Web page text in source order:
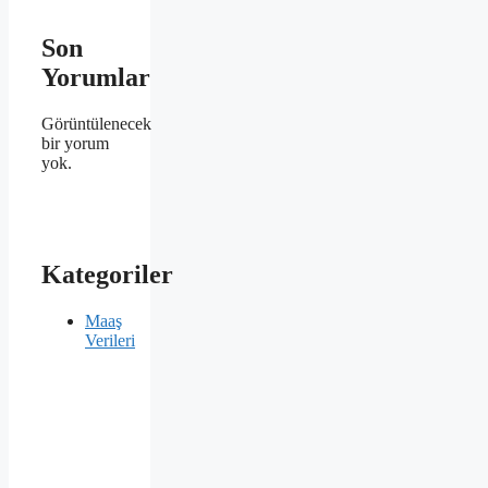
Son
Yorumlar
Görüntülenecek
bir yorum
yok.
Kategoriler
Maaş
Verileri